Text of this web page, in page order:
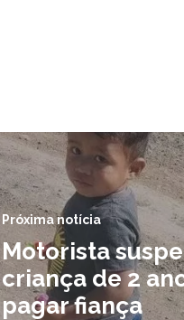
Próxima notícia
Motorista
criança de 2
pagar fiança